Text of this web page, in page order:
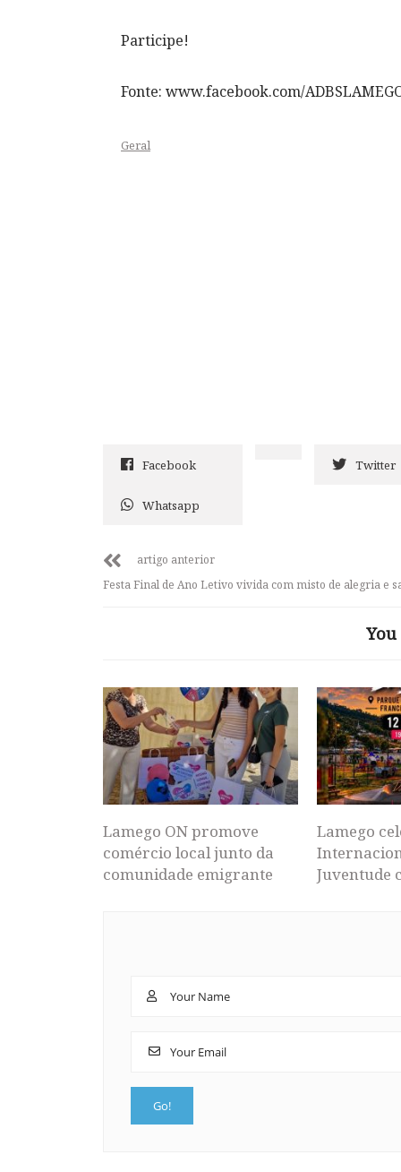
Participe!
Fonte: www.facebook.com/
Geral
Facebook Twitter
Whatsapp
artigo anterior
Festa Final de Ano Letivo vivida com misto de alegria e
Lamego ON promove
comércio local junto da
comunidade emigrante
Lamego
Juventude